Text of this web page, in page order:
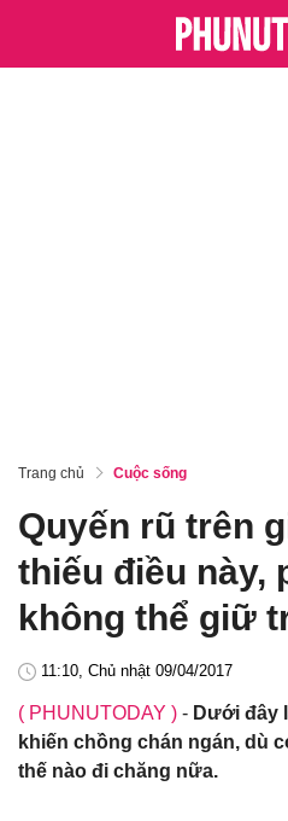
Trang chủ Cuộc sống
Quyến rũ trên
thiếu điều này,
không thể giữ
11:10, Chủ nhật 09/04/2017
( PHUNUTODAY ) - Dưới đây
khiến chồng chán ngán, dù
thế nào đi chăng nữa.